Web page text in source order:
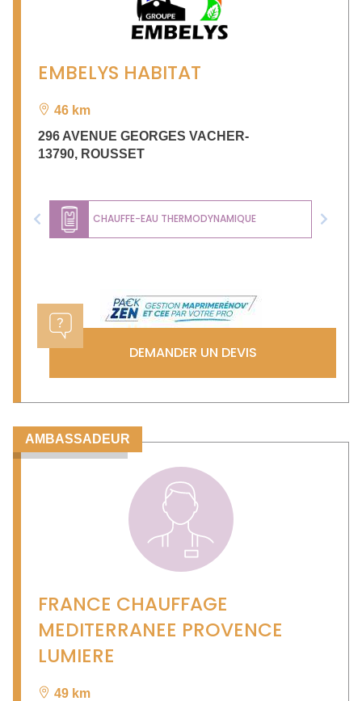
EMBELYS HABITAT
46 km
296 AVENUE GEORGES VACHER-
13790, ROUSSET
CHAUFFE-EAU THERMODYNAMIQUE
Previous Next
DEMANDER UN DEVIS
AMBASSADEUR
FRANCE CHAUFFAGE
MEDITERRANEE PROVENCE
LUMIERE
49 km